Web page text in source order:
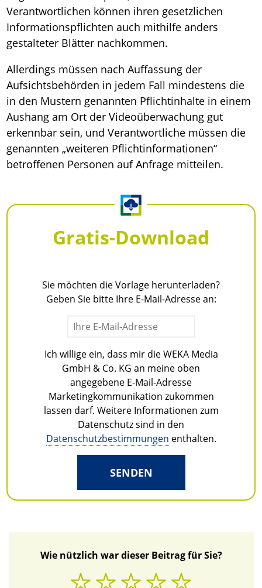
Verantwortlichen können ihren gesetzlichen
Informationspflichten auch mithilfe anders
gestalteter Blätter nachkommen.
Allerdings müssen nach Auffassung der
Aufsichtsbehörden in jedem Fall mindestens die
in den Mustern genannten Pflichtinhalte in einem
Aushang am Ort der Videoüberwachung gut
erkennbar sein, und Verantwortliche müssen die
genannten „weiteren Pflichtinformationen“
betroffenen Personen auf Anfrage mitteilen.
Gratis-Download
Sie möchten die Vorlage herunterladen?
Geben Sie bitte Ihre E-Mail-Adresse an:
Ich willige ein, dass mir die WEKA Media
GmbH & Co. KG an meine oben
angegebene E-Mail-Adresse
Marketingkommunikation zukommen
lassen darf. Weitere Informationen zum
Datenschutz sind in den
Datenschutzbestimmungen enthalten.
SENDEN
Wie nützlich war dieser Beitrag für Sie?